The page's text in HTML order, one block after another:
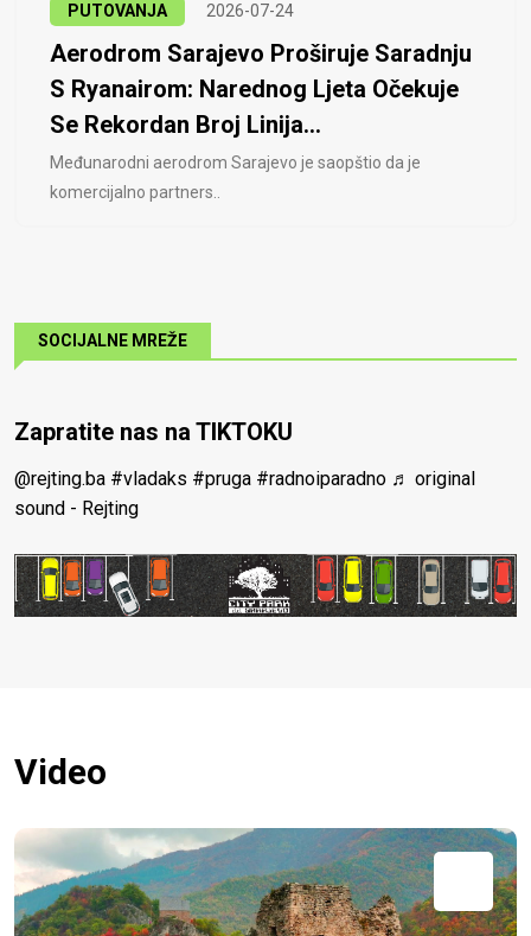
PUTOVANJA 2026-07-24
Aerodrom Sarajevo Proširuje Saradnju
S Ryanairom: Narednog Ljeta Očekuje
Se Rekordan Broj Linija...
Međunarodni aerodrom Sarajevo je saopštio da je
komercijalno partners..
SOCIJALNE MREŽE
Zapratite nas na TIKTOKU
@rejting.ba #vladaks #pruga #radnoiparadno ♬ original
sound - Rejting
Video